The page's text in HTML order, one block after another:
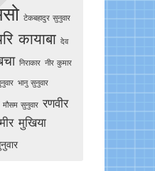
टेकबहादुर सुनुवार
कायाबा देव
निराकार नीर कुमार
भानु सुनुवार
मौसम सुनुवार रणवीर
मुखिया